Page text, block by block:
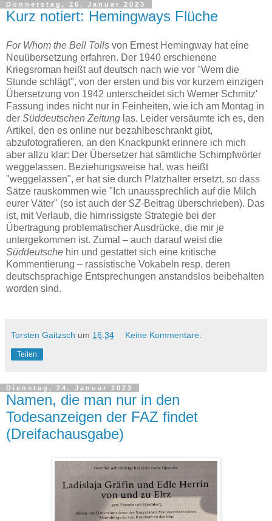
Donnerstag, 26. Januar 2023
Kurz notiert: Hemingways Flüche
For Whom the Bell Tolls von Ernest Hemingway hat eine
Neuübersetzung erfahren. Der 1940 erschienene
Kriegsroman heißt auf deutsch nach wie vor "Wem die
Stunde schlägt", von der ersten und bis vor kurzem einzigen
Übersetzung von 1942 unterscheidet sich Werner Schmitz'
Fassung indes nicht nur in Feinheiten, wie ich am Montag in
der Süddeutschen Zeitung las. Leider versäumte ich es, den
Artikel, den es online nur bezahlbeschrankt gibt,
abzufotografieren, an den Knackpunkt erinnere ich mich
aber allzu klar: Der Übersetzer hat sämtliche Schimpfwörter
weggelassen. Beziehungsweise ha!, was heißt
"weggelassen", er hat sie durch Platzhalter ersetzt, so dass
Sätze rauskommen wie "Ich unaussprechlich auf die Milch
eurer Väter" (so ist auch der SZ-Beitrag überschrieben). Das
ist, mit Verlaub, die hirnrissigste Strategie bei der
Übertragung problematischer Ausdrücke, die mir je
untergekommen ist. Zumal – auch darauf weist die
Süddeutsche hin und gestattet sich eine kritische
Kommentierung – rassistische Vokabeln resp. deren
deutschsprachige Entsprechungen anstandslos beibehalten
worden sind.
Torsten Gaitzsch um 16:34 Keine Kommentare:
Teilen
Dienstag, 24. Januar 2023
Namen, die man nur in den
Todesanzeigen der FAZ findet
(Dreifachausgabe)